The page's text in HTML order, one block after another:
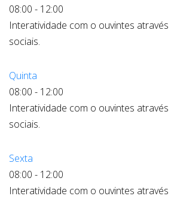
08:00 - 12:00
Interatividade com o ouvintes
sociais.
Quinta
08:00 - 12:00
Interatividade com o ouvintes
sociais.
Sexta
08:00 - 12:00
Interatividade com o ouvintes